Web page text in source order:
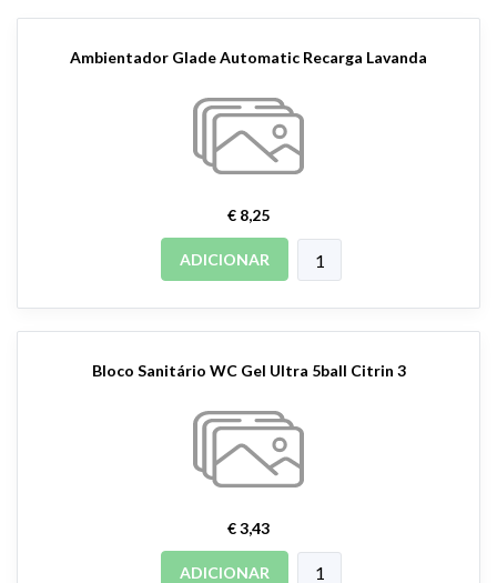
Ambientador Glade Automatic Recarga Lavanda
€ 8,25
ADICIONAR
Bloco Sanitário WC Gel Ultra 5ball Citrin 3
€ 3,43
ADICIONAR